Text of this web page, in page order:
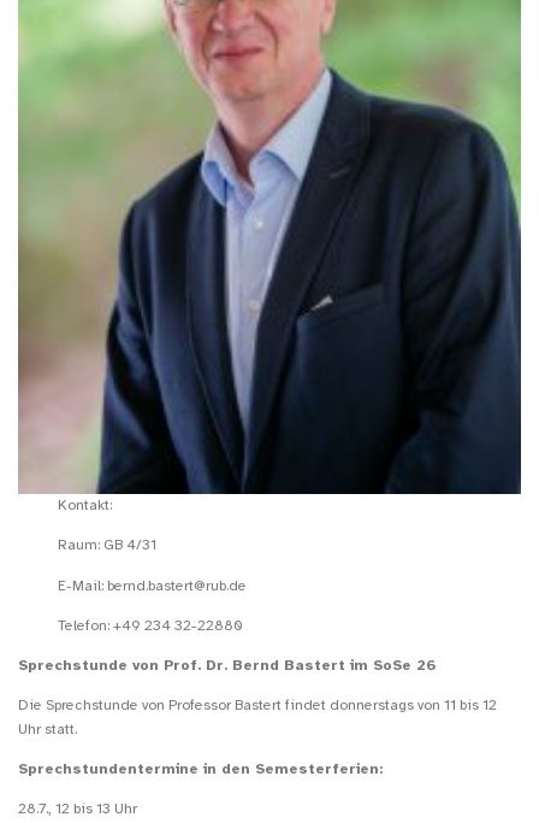
Kontakt:
Raum: GB 4/31
E-Mail: bernd.bastert@rub.de
Telefon: +49 234 32-22880
Sprechstunde von Prof. Dr. Bernd Bastert im SoSe 26
Die Sprechstunde von Professor Bastert findet donnerstags von 11 bis 12
Uhr statt.
Sprechstundentermine in den Semesterferien:
28.7., 12 bis 13 Uhr